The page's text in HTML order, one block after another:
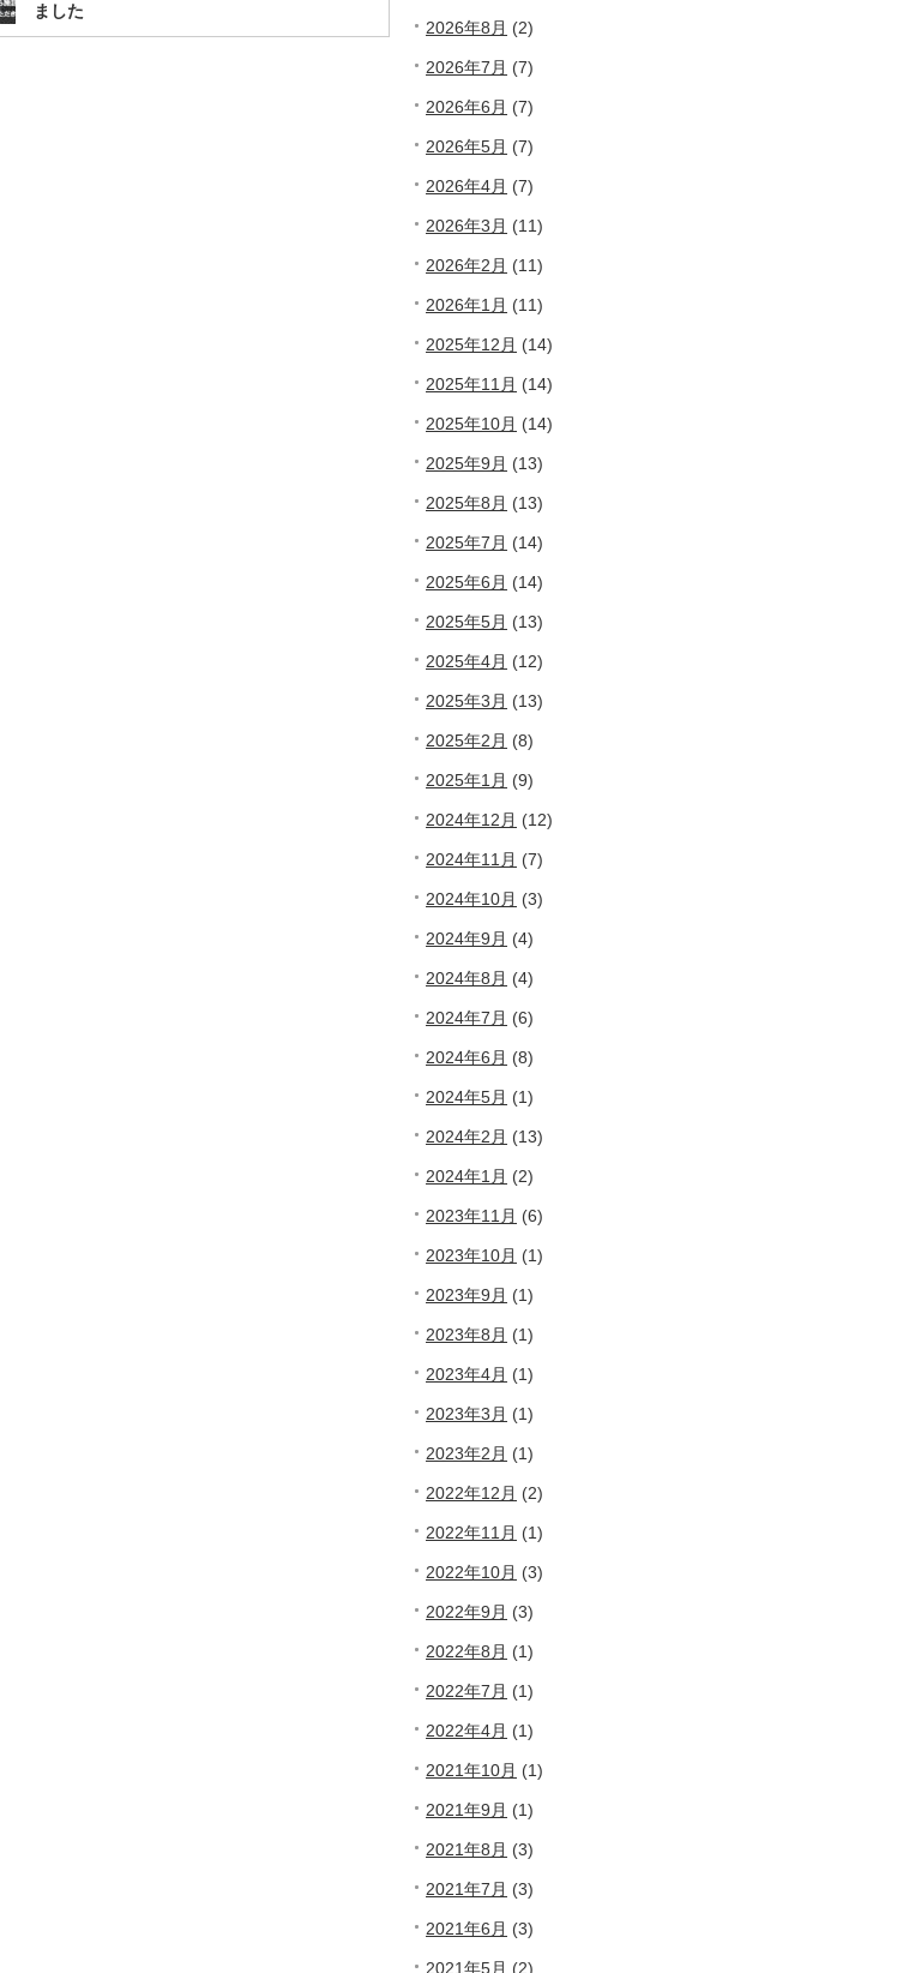
ました
2026年8月 (2)
2026年7月 (7)
2026年6月 (7)
2026年5月 (7)
2026年4月 (7)
2026年3月 (11)
2026年2月 (11)
2026年1月 (11)
2025年12月 (14)
2025年11月 (14)
2025年10月 (14)
2025年9月 (13)
2025年8月 (13)
2025年7月 (14)
2025年6月 (14)
2025年5月 (13)
2025年4月 (12)
2025年3月 (13)
2025年2月 (8)
2025年1月 (9)
2024年12月 (12)
2024年11月 (7)
2024年10月 (3)
2024年9月 (4)
2024年8月 (4)
2024年7月 (6)
2024年6月 (8)
2024年5月 (1)
2024年2月 (13)
2024年1月 (2)
2023年11月 (6)
2023年10月 (1)
2023年9月 (1)
2023年8月 (1)
2023年4月 (1)
2023年3月 (1)
2023年2月 (1)
2022年12月 (2)
2022年11月 (1)
2022年10月 (3)
2022年9月 (3)
2022年8月 (1)
2022年7月 (1)
2022年4月 (1)
2021年10月 (1)
2021年9月 (1)
2021年8月 (3)
2021年7月 (3)
2021年6月 (3)
2021年5月 (2)